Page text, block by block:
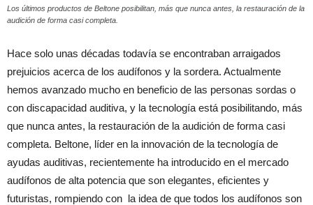
Los últimos productos de Beltone posibilitan, más que nunca antes, la restauración de la
audición de forma casi completa.
Hace solo unas décadas todavía se encontraban arraigados
prejuicios acerca de los audífonos y la sordera. Actualmente
hemos avanzado mucho en beneficio de las personas sordas o
con discapacidad auditiva, y la tecnología está posibilitando, más
que nunca antes, la restauración de la audición de forma casi
completa. Beltone, líder en la innovación de la tecnología de
ayudas auditivas, recientemente ha introducido en el mercado
audífonos de alta potencia que son elegantes, eficientes y
futuristas, rompiendo con la idea de que todos los audífonos son